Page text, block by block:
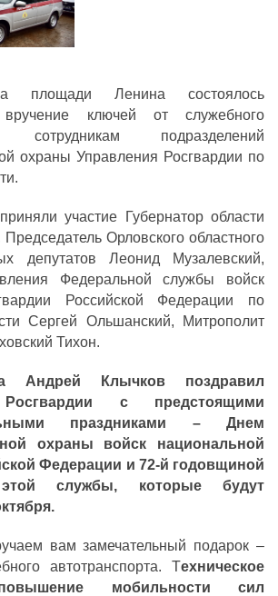
г. Орел, ул. Ковальская, д. 5
Регистрация
площади Ленина состоялось
вручение ключей от служебного
сотрудникам подразделений
охраны Управления Росгвардии по
участие Губернатор области
Орловского областного
депутатов Леонид Музалевский,
Федеральной службы войск
Российской Федерации по
Сергей Ольшанский, Митрополит
Тихон.
Андрей Клычков поздравил
Росгвардии с предстоящими
праздниками – Днем
охраны войск национальной
Федерации и 72-й годовщиной
этой службы, которые будут
вам замечательный подарок –
автотранспорта. Техническое
мобильности сил